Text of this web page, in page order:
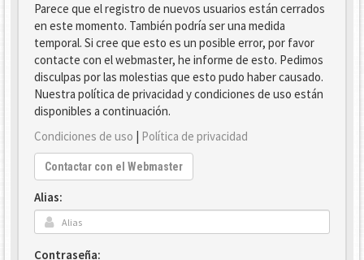
Parece que el registro de nuevos usuarios están cerrados
en este momento. También podría ser una medida
temporal. Si cree que esto es un posible error, por favor
contacte con el webmaster, he informe de esto. Pedimos
disculpas por las molestias que esto pudo haber causado.
Nuestra política de privacidad y condiciones de uso están
disponibles a continuación.
Condiciones de uso | Política de privacidad
Contactar con el Webmaster
Alias:
Contraseña: